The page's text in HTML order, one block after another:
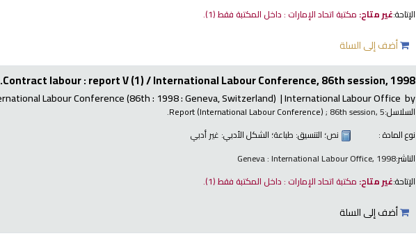
الإتاحة:غير متاح: مكتبة اتحاد الإمارات : داخل المكتبة فقط(1).
أضف إلى السلة
Contract labour : report V (1) /International Labour Conference, 86th session, 1998.
by
International Labour Office
Labour Conference(86th : 1998 : Geneva, Switzerland)
السلاسل: Report (International Labour Conference); 86th session, 5.
نوع المادة :
نص؛ التنسيق: طباعة؛ الشكل الأدبي: غير أدبي
الناشر:Geneva : International Labour Office, 1998
الإتاحة:غير متاح: مكتبة اتحاد الإمارات : داخل المكتبة فقط(1).
أضف إلى السلة